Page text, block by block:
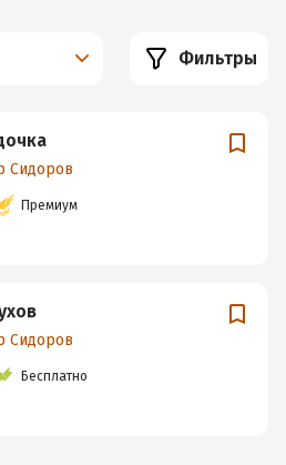
Фильтры
Сидоров
Премиум
Сидоров
Бесплатно